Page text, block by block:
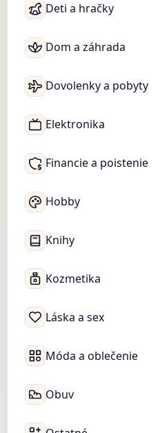
Deti a hračky
Dom a záhrada
Dovolenky a pobyty
Elektronika
Financie a poistenie
Hobby
Knihy
Kozmetika
Láska a sex
Móda a oblečenie
Obuv